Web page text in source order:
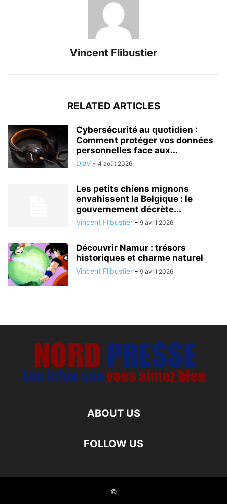
Vincent Flibustier
RELATED ARTICLES
Cybersécurité au quotidien :
Comment protéger vos données
personnelles face aux...
DlaV - 4 août 2026
Les petits chiens mignons
envahissent la Belgique : le
gouvernement décrète...
Vincent Flibustier - 9 avril 2026
Découvrir Namur : trésors
historiques et charme naturel
Vincent Flibustier - 9 avril 2026
ABOUT US
FOLLOW US
©